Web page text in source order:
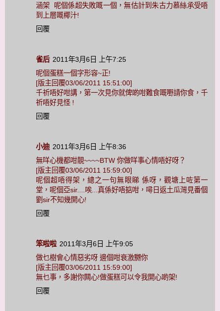
涵架 呢個係超失敗嘅一個，無估計到朱古力慕絲承受唔
到上層嘅椰汁!
回覆
雀后 2011年3月6日 上午7:25
呢個蛋糕一個字形容~正!
[版主回覆03/06/2011 15:51:00]
千祈唔好咁講，第一次見你就俾啲咁難食嘅嘢請你食，千
祈唔好見怪 !
回覆
小迪 2011年3月6日 上午8:36
無咩心機都咁靚~~~~BTW 你做咩事心情唔好呀？
[版主回覆03/06/2011 15:59:00]
呢個超唔得架，總之一句無眼睇 係呀，觀塘上咗第一
堂，呢個亞sir....唉...真係好唔掂咁，噚日返土瓜灣見番個
劉sir不知幾開心!
回覆
笨啦啦 2011年3月6日 上午9:05
做乜樹會心情惡劣呀 邊個咁衰激嬲你
[版主回覆03/06/2011 15:59:00]
無乜事，多謝你闗心!做蛋糕可以令我開心啲架!
回覆